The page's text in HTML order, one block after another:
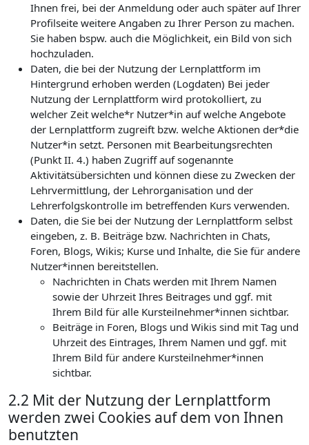
Ihnen frei, bei der Anmeldung oder auch später auf Ihrer
Profilseite weitere Angaben zu Ihrer Person zu machen.
Sie haben bspw. auch die Möglichkeit, ein Bild von sich
hochzuladen.
Daten, die bei der Nutzung der Lernplattform im
Hintergrund erhoben werden (Logdaten) Bei jeder
Nutzung der Lernplattform wird protokolliert, zu
welcher Zeit welche*r Nutzer*in auf welche Angebote
der Lernplattform zugreift bzw. welche Aktionen der*die
Nutzer*in setzt. Personen mit Bearbeitungsrechten
(Punkt II. 4.) haben Zugriff auf sogenannte
Aktivitätsübersichten und können diese zu Zwecken der
Lehrvermittlung, der Lehrorganisation und der
Lehrerfolgskontrolle im betreffenden Kurs verwenden.
Daten, die Sie bei der Nutzung der Lernplattform selbst
eingeben, z. B. Beiträge bzw. Nachrichten in Chats,
Foren, Blogs, Wikis; Kurse und Inhalte, die Sie für andere
Nutzer*innen bereitstellen.
Nachrichten in Chats werden mit Ihrem Namen
sowie der Uhrzeit Ihres Beitrages und ggf. mit
Ihrem Bild für alle Kursteilnehmer*innen sichtbar.
Beiträge in Foren, Blogs und Wikis sind mit Tag und
Uhrzeit des Eintrages, Ihrem Namen und ggf. mit
Ihrem Bild für andere Kursteilnehmer*innen
sichtbar.
2.2 Mit der Nutzung der Lernplattform
werden zwei Cookies auf dem von Ihnen
benutzten